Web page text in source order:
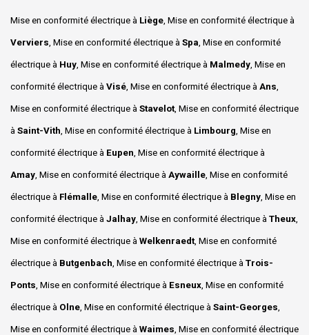
Mise en conformité électrique à Liège, Mise en conformité électrique à
Verviers, Mise en conformité électrique à Spa, Mise en conformité
électrique à Huy, Mise en conformité électrique à Malmedy, Mise en
conformité électrique à Visé, Mise en conformité électrique à Ans,
Mise en conformité électrique à Stavelot, Mise en conformité électrique
à Saint-Vith, Mise en conformité électrique à Limbourg, Mise en
conformité électrique à Eupen, Mise en conformité électrique à
Amay, Mise en conformité électrique à Aywaille, Mise en conformité
électrique à Flémalle, Mise en conformité électrique à Blegny, Mise en
conformité électrique à Jalhay, Mise en conformité électrique à Theux,
Mise en conformité électrique à Welkenraedt, Mise en conformité
électrique à Butgenbach, Mise en conformité électrique à Trois-
Ponts, Mise en conformité électrique à Esneux, Mise en conformité
électrique à Olne, Mise en conformité électrique à Saint-Georges,
Mise en conformité électrique à Waimes, Mise en conformité électrique